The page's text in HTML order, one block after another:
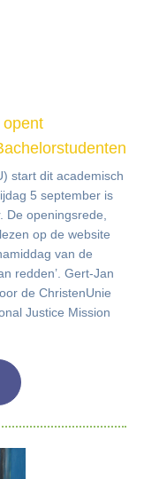
start dit academisch
5 september is
openingsrede,
op de website
van de
redden’. Gert-Jan
de ChristenUnie
Justice Mission